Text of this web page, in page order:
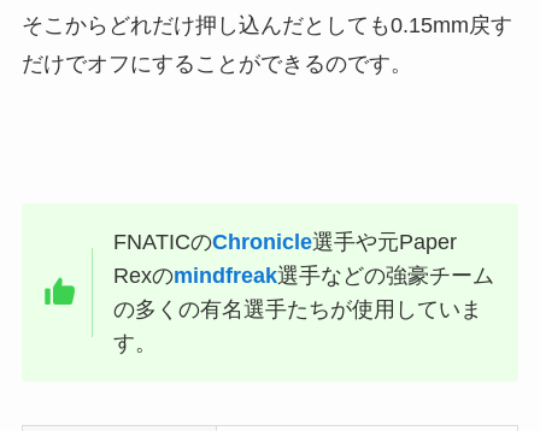
そこからどれだけ押し込んだとしても0.15mm戻す
だけでオフにすることができるのです。
FNATICのChronicle選手や元Paper
Rexのmindfreak選手などの強豪チーム
の多くの有名選手たちが使用していま
す。